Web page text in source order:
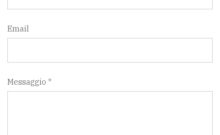
Email
Messaggio *